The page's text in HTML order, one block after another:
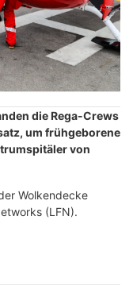
die Rega-Crews
um frühgeborene
von
Wolkendecke
(LFN).